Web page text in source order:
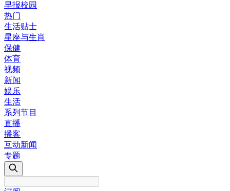
早报校园
热门
生活贴士
星座与生肖
保健
体育
视频
新闻
娱乐
生活
系列节目
直播
播客
互动新闻
专题